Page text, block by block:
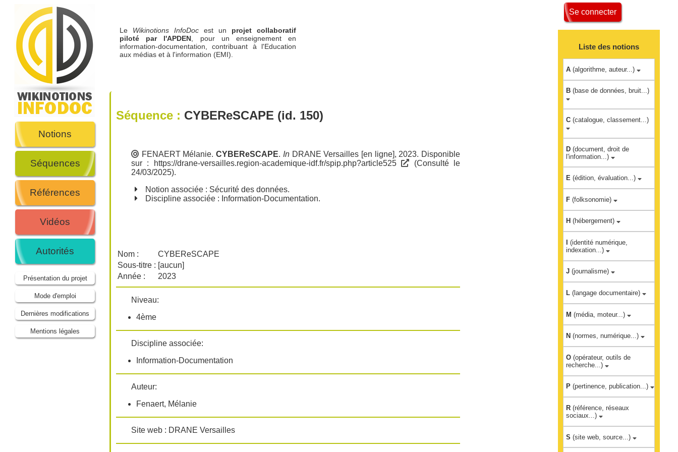
Notions
Séquences
Références
Vidéos
Autorités
Présentation du projet
Mode d'emploi
Dernières modifications
Mentions légales
Le Wikinotions InfoDoc est un projet collaboratif
piloté par l'APDEN, pour un enseignement en
information-documentation, contribuant à l'Education
aux médias et à l'information (EMI).
Séquence : CYBEReSCAPE (id. 150)
FENAERT Mélanie.CYBEReSCAPE. InDRANE Versailles [en ligne], 2023. Disponible
sur :
https://drane-versailles.region-academique-idf.fr/spip.php?article525
(Consulté le
24/03/2025).
Notion associée : Sécurité des données.
Discipline associée : Information-Documentation.
Nom :
CYBEReSCAPE
Sous-titre : [aucun]
Année :
2023
Niveau:
4ème
Discipline associée:
Information-Documentation
Auteur:
Fenaert, Mélanie
Site web : DRANE Versailles
Se connecter
Liste des notions
A(algorithme, auteur...)
B(base de données, bruit...)
C(catalogue, classement...)
D(document, droit de
l'information...)
E(édition, évaluation...)
F(folksonomie)
H (hébergement)
(identité numérique,
indexation...)
J(journalisme)
L(langage documentaire)
M (média, moteur...)
N (normes, numérique...)
O(opérateur, outils de
recherche...)
P(pertinence, publication...)
R(référence, réseaux
sociaux...)
S (site web, source...)